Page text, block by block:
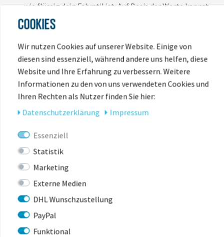
wie flüssig dein Fahrstil ist. Auf Basis der Werte kannst
du deine Leistung auswerten und an deiner
Performance arbeiten.
Abbiegehinweise: Bleibe mit Abbiegehinweisen und
Alarmen zuverlässig auf dem richtigen Weg und komme
auch auf unbekannten Strecken zuverlässig am Ziel an.
Zurück zum Start:Du hast dich verfahren oder
möchtest frühzeitig den Rückweg antreten? Mit der
zurück zum Startpunkt.
Ess- und Trinkalarme:
daran, etwas zu trinken oder zu essen.
Stamina Restenergie:
Leistung und lass dir die Energie, die dir während deiner
Aktivität zur Verfügung steht, anzeigen. So kannst du
eine vorzeitige Erschöpfung vermeiden.
Radfahrersicherheit und -Assistenz
COOKIES
Wir nutzen Cookies auf unserer Website. Einige von
diesen sind essenziell, während andere uns helfen, diese
Website und Ihre Erfahrung zu verbessern. Weitere
Informationen zu den von uns verwendeten Cookies und
Ihren Rechten als Nutzer finden Sie hier:
Daten­schutz­erklärung
Impressum
Essenziell
Statistik
Marketing
Externe Medien
DHL Wunschzustellung
PayPal
Funktional